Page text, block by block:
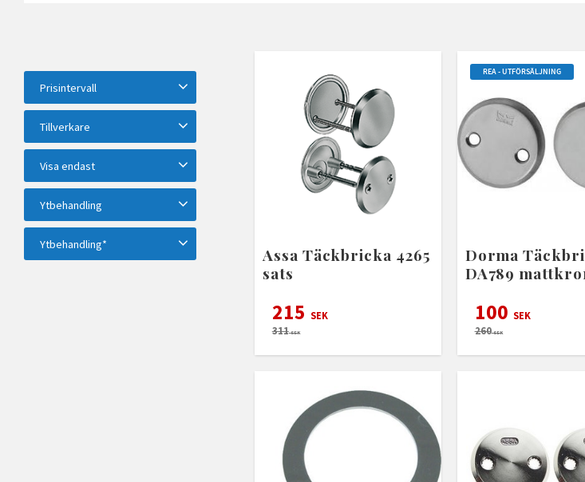
Prisintervall
49 850
Tillverkare
ASSA ABLOY
11
Dormakaba
Visa fler
Visa endast
Finns i lager 23
Ytbehandling
Brunoxid 3 Grafit
1
Krom
1 Matt mässing
Ytbehandling*
Assa Täckbricka 4265
sats
215 SEK
311SEK
Dorma
DA789
100 SEK
260SEK
REA - UTFÖRSÄLJNING